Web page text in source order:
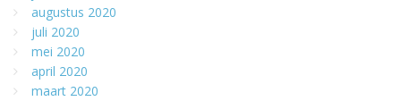
augustus 2020
juli 2020
mei 2020
april 2020
maart 2020